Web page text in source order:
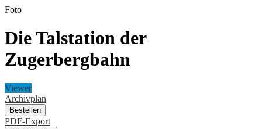
Foto
Die Talstation der
Zugerbergbahn
Viewer
Archivplan
Bestellen
PDF-Export